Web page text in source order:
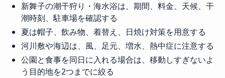
新舞子の潮干狩り・海水浴は、期間、料金、天候、干
潮時刻、駐車場を確認する
夏は帽子、飲み物、着替え、日焼け対策を用意する
河川敷や海辺は、風、足元、増水、熱中症に注意する
公園と食事を同日に入れる場合は、移動しすぎないよ
う目的地を2つまでに絞る